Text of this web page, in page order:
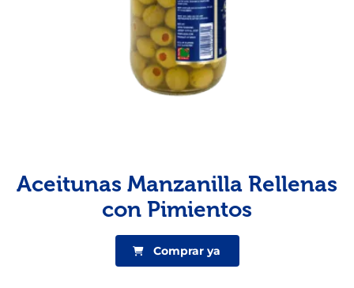
Aceitunas Manzanilla Rellenas
con Pimientos
Comprar ya